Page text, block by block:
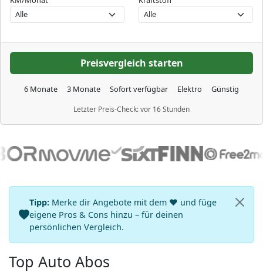
6 Monate 3 Monate Sofort verfügbar Elektro Günstig
Letzter Preis-Check: vor 16 Stunden
Tipp: Merke dir Angebote mit dem ♥ und füge
eigene Pros & Cons hinzu – für deinen
persönlichen Vergleich.
Top Auto Abos